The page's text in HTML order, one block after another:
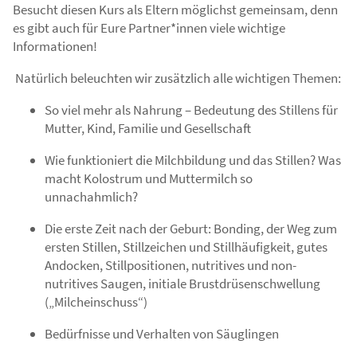
Besucht diesen Kurs als Eltern möglichst gemeinsam, denn
es gibt auch für Eure Partner*innen viele wichtige
Informationen!
Natürlich beleuchten wir zusätzlich alle wichtigen Themen:
So viel mehr als Nahrung – Bedeutung des Stillens für
Mutter, Kind, Familie und Gesellschaft
Wie funktioniert die Milchbildung und das Stillen? Was
macht Kolostrum und Muttermilch so
unnachahmlich?
Die erste Zeit nach der Geburt: Bonding, der Weg zum
ersten Stillen, Stillzeichen und Stillhäufigkeit, gutes
Andocken, Stillpositionen, nutritives und non-
nutritives Saugen, initiale Brustdrüsenschwellung
(„Milcheinschuss“)
Bedürfnisse und Verhalten von Säuglingen